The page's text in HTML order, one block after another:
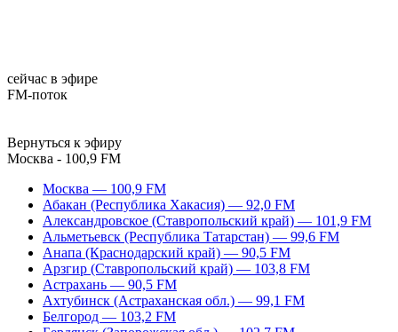
сейчас в эфире
FM-поток
Вернуться к эфиру
Москва - 100,9 FM
Москва — 100,9 FM
Абакан (Республика Хакасия) — 92,0 FM
Александровское (Ставропольский край) — 101,9 FM
Альметьевск (Республика Татарстан) — 99,6 FM
Анапа (Краснодарский край) — 90,5 FM
Арзгир (Ставропольский край) — 103,8 FM
Астрахань — 90,5 FM
Ахтубинск (Астраханская обл.) — 99,1 FM
Белгород — 103,2 FM